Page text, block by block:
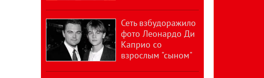
Сеть взбудоражило
фото Леонардо Ди
Каприо со
взрослым "сыном"